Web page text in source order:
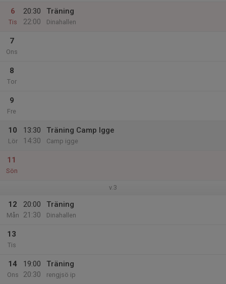
6
Tis
20:30
22:00
Träning
Dinahallen
7
Ons
8
Tor
9
Fre
10
Lör
13:30
14:30
Träning Camp Igge
Camp igge
11
Sön
v.3
12
Mån
20:00
21:30
Träning
Dinahallen
13
Tis
14
Ons
19:00
20:30
Träning
rengjsö ip